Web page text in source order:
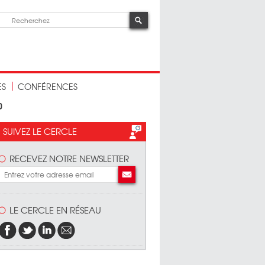
CONFÉRENCES
SUIVEZ LE CERCLE
RECEVEZ NOTRE NEWSLETTER
LE CERCLE EN RÉSEAU